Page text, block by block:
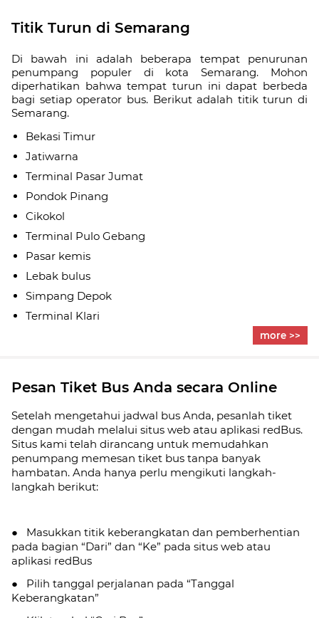
Titik Turun di Semarang
Di bawah ini adalah beberapa tempat penurunan
penumpang populer di kota Semarang. Mohon
diperhatikan bahwa tempat turun ini dapat berbeda
bagi setiap operator bus. Berikut adalah titik turun di
Semarang.
Bekasi Timur
Jatiwarna
Terminal Pasar Jumat
Pondok Pinang
Cikokol
Terminal Pulo Gebang
Pasar kemis
Lebak bulus
Simpang Depok
Terminal Klari
more >>
Pesan Tiket Bus Anda secara Online
Setelah mengetahui jadwal bus Anda, pesanlah tiket
dengan mudah melalui situs web atau aplikasi redBus.
Situs kami telah dirancang untuk memudahkan
penumpang memesan tiket bus tanpa banyak
hambatan. Anda hanya perlu mengikuti langkah-
langkah berikut:
● Masukkan titik keberangkatan dan pemberhentian
pada bagian “Dari” dan “Ke” pada situs web atau
aplikasi redBus
● Pilih tanggal perjalanan pada “Tanggal
Keberangkatan”